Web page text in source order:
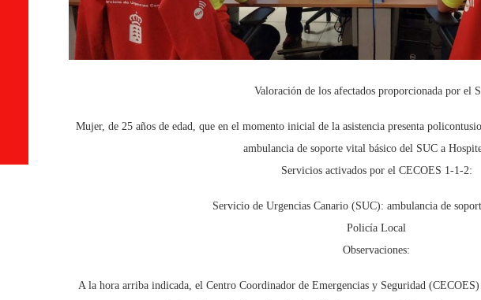
Valoración de los afectados proporcionada por el
Mujer, de 25 años de edad, que en el momento inicial de la asistencia presenta
ambulancia de soporte vital básico del SUC a
Servicios activados por el CECOES 1-1-2:
Servicio de Urgencias Canario (SUC): ambulancia de
Policía Local
Observaciones:
A la hora arriba indicada, el Centro Coordinador de Emergencias y Seguridad